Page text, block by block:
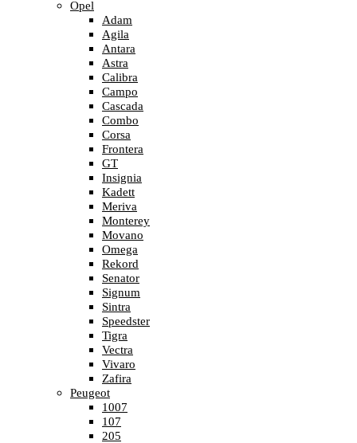
Opel
Adam
Agila
Antara
Astra
Calibra
Campo
Cascada
Combo
Corsa
Frontera
GT
Insignia
Kadett
Meriva
Monterey
Movano
Omega
Rekord
Senator
Signum
Sintra
Speedster
Tigra
Vectra
Vivaro
Zafira
Peugeot
1007
107
205